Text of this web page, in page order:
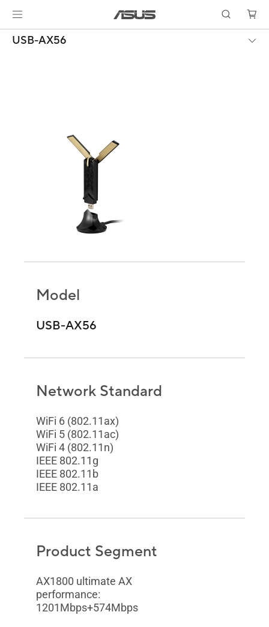
USB-AX56
Model
USB-AX56
Network Standard
WiFi 6 (802.11ax)
WiFi 5 (802.11ac)
WiFi 4 (802.11n)
IEEE 802.11g
IEEE 802.11b
IEEE 802.11a
Product Segment
AX1800 ultimate AX
performance:
1201Mbps+574Mbps